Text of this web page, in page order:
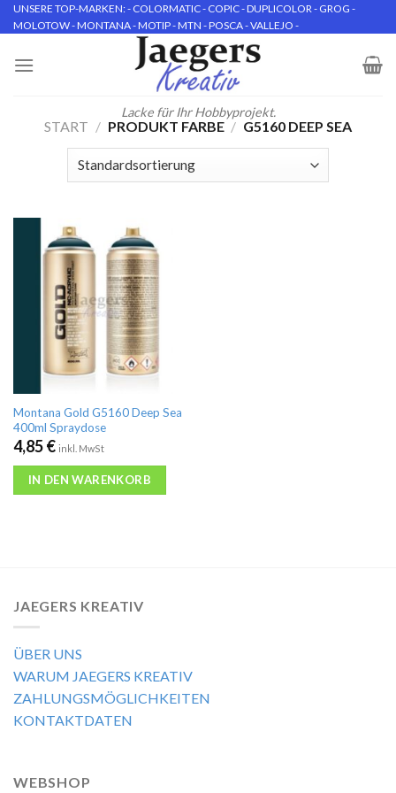
Skip
to
UNSERE TOP-MARKEN: - COLORMATIC - COPIC - DUPLICOLOR - GROG -
MOLOTOW - MONTANA - MOTIP - MTN - POSCA - VALLEJO -
Lacke für Ihr Hobbyprojekt.
START / PRODUKT FARBE / G5160 DEEP SEA
Montana Gold G5160 Deep Sea
400ml Spraydose
4,85€ inkl. MwSt
IN DEN WARENKORB
JAEGERS KREATIV
ÜBER UNS
WARUM JAEGERS KREATIV
ZAHLUNGSMÖGLICHKEITEN
KONTAKTDATEN
WEBSHOP